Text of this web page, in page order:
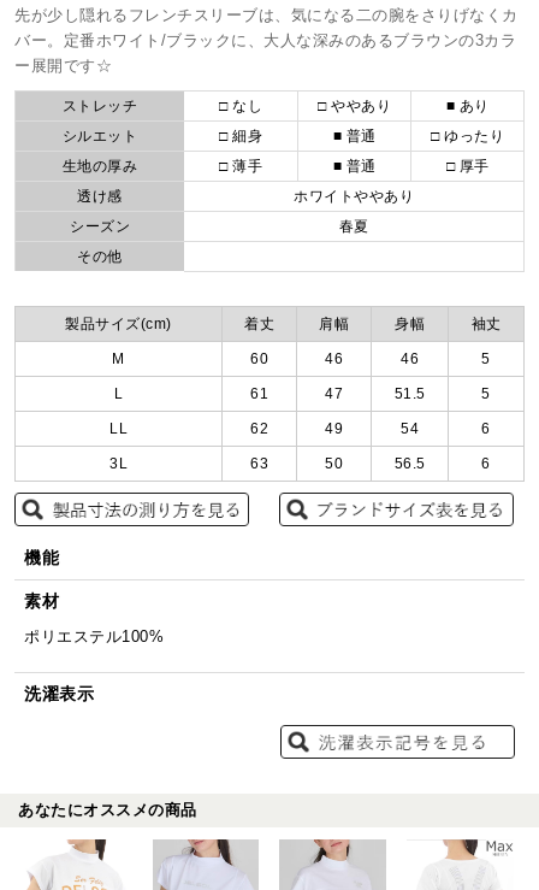
先が少し隠れるフレンチスリーブは、気になる二の腕をさりげなくカ
バー。定番ホワイト/ブラックに、大人な深みのあるブラウンの3カラ
ー展開です☆
ストレッチ □ なし □ ややあり
■ あり
シルエット
□ 細身 ■ 普通
□ ゆったり
生地の厚み
□ 薄手 ■ 普通
□ 厚手
透け感
ホワイトややあり
シーズン
春夏
その他
製品サイズ(cm) 着丈 肩幅 身幅 袖丈
M 60 46 46 5
L 61 47 51.5 5
LL 62 49 54 6
3L 63 50 56.5 6
機能
素材
ポリエステル100%
洗濯表示
あなたにオススメの商品